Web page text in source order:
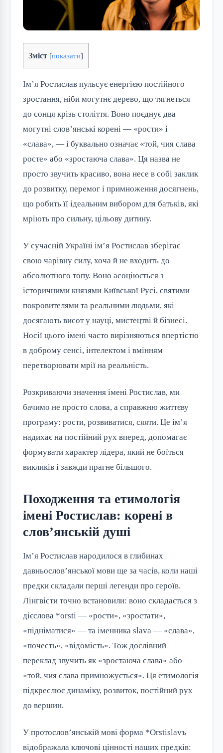
Зміст [показати]
Ім’я Ростислав пульсує енергією постійного
зростання, ніби могутнє дерево, що тягнеться
до сонця крізь століття. Воно поєднує два
могутні слов’янські корені — «рости» і
«слава», — і буквально означає «той, чия слава
росте» або «зростаюча слава». Ця назва не
просто звучить красиво, вона несе в собі заклик
до розвитку, перемог і примноження досягнень,
що робить її ідеальним вибором для батьків, які
мріють про сильну, цільову дитину.
У сучасній Україні ім’я Ростислав зберігає
свою чарівну силу, хоча й не входить до
абсолютного топу. Воно асоціюється з
історичними князями Київської Русі, святими
покровителями та реальними людьми, які
досягають висот у науці, мистецтві й бізнесі.
Носії цього імені часто вирізняються впертістю
в доброму сенсі, інтелектом і вмінням
перетворювати мрії на реальність.
Розкриваючи значення імені Ростислав, ми
бачимо не просто слова, а справжню життєву
програму: рости, розвиватися, сяяти. Це ім’я
надихає на постійний рух вперед, допомагає
формувати характер лідера, який не боїться
викликів і завжди прагне більшого.
Походження та етимологія
імені Ростислав: корені в
слов’янській душі
Ім’я Ростислав народилося в глибинах
давньослов’янської мови ще за часів, коли наші
предки складали перші легенди про героїв.
Лінгвісти точно встановили: воно складається з
дієслова *orsti — «рости», «зростати»,
«підніматися» — та іменника slava — «слава»,
«почесть», «відомість». Тож дослівний
переклад звучить як «зростаюча слава» або
«той, чия слава примножується». Ця етимологія
підкреслює динаміку, розвиток, постійний рух
до вершин.
У протослов’янській мові форма *Orstislavъ
відображала ключові цінності наших предків: